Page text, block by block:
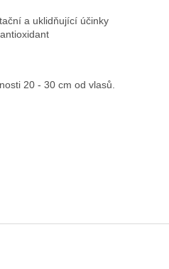
a uklidňující účinky
20 - 30 cm od vlasů.